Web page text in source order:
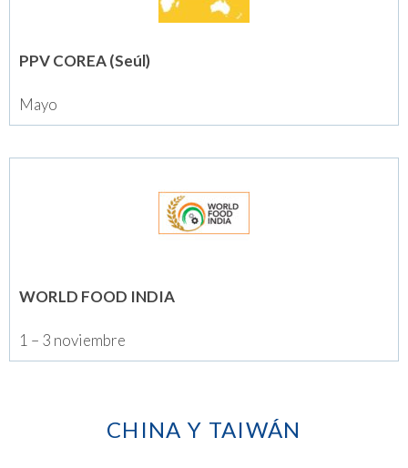
PPV COREA (Seúl)
Mayo
WORLD FOOD INDIA
1 – 3 noviembre
CHINA Y TAIWÁN